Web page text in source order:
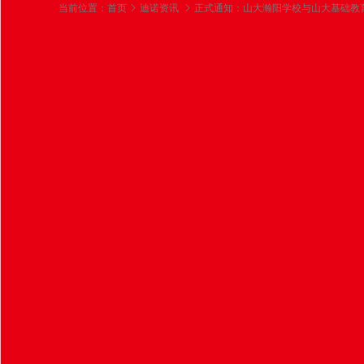
当前位置： 首页 迪诺资讯 正式通知：山大瀚阳学校与山大基础教